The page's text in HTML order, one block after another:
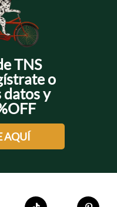
TNS
o
datos y
AQUÍ